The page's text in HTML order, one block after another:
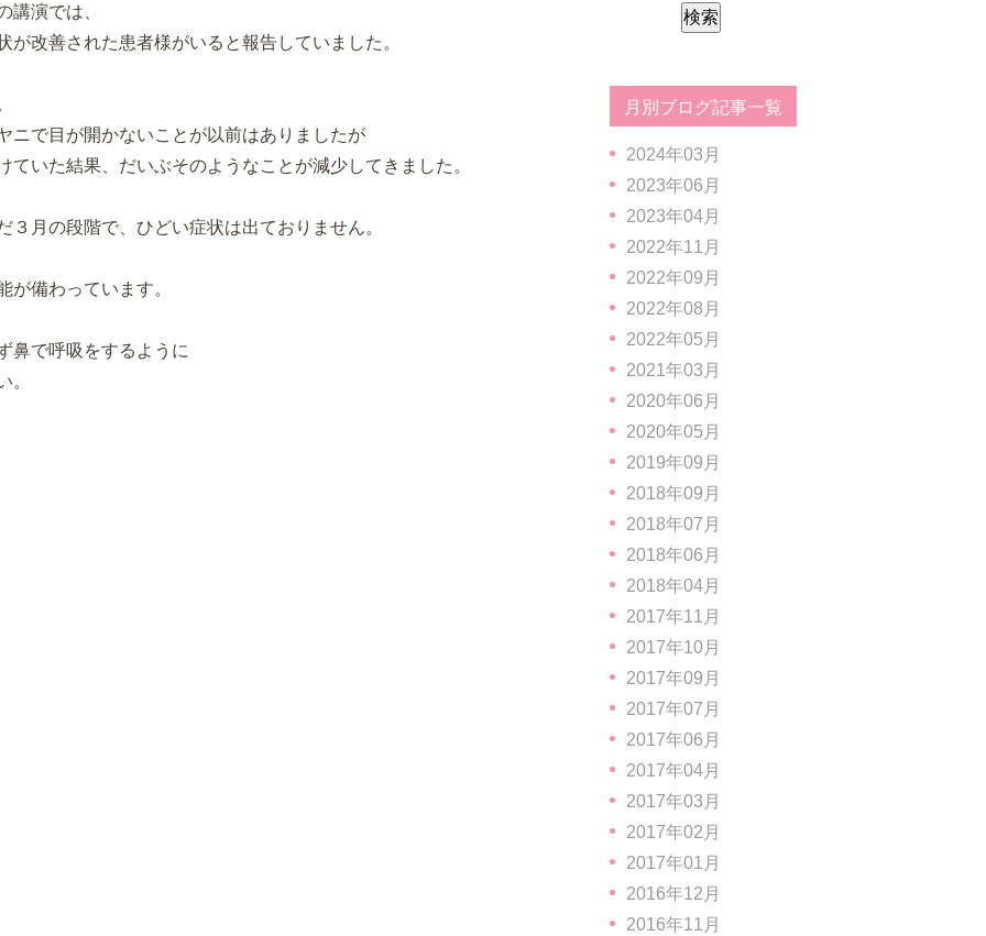
講演では、
改善された患者様がいると報告していました。
ニで目が開かないことが以前はありましたが
いた結果、だいぶそのようなことが減少してきました。
月の段階で、ひどい症状は出ておりません。
が備わっています。
鼻で呼吸をするように
。
月別ブログ記事一覧
2024年03月
2023年06月
2023年04月
2022年11月
2022年09月
2022年08月
2022年05月
2021年03月
2020年06月
2020年05月
2019年09月
2018年09月
2018年07月
2018年06月
2018年04月
2017年11月
2017年10月
2017年09月
2017年07月
2017年06月
2017年04月
2017年03月
2017年02月
2017年01月
2016年12月
2016年11月